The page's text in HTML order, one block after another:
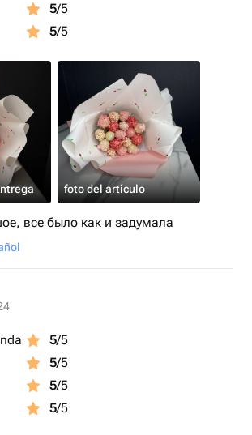
5/5
5/5
foto del artículo
все было как и задумала
5/5
5/5
5/5
5/5